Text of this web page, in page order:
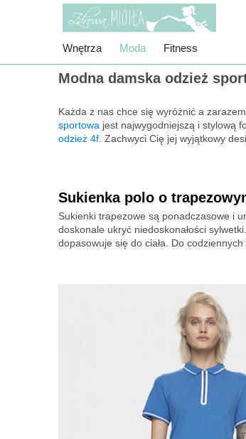
Wnętrza Moda Fitness
Modna damska odzież
Każda z nas chce się wyróżnić a
sportowa jest najwygodniejszą i stylową
odzież 4f . Zachwyci Cię jej wyjątkowy
Sukienka polo o
Sukienki trapezowe są ponadczasowe i
doskonale ukryć niedoskonałości sylwetki.
dopasowuje się do ciała. Do